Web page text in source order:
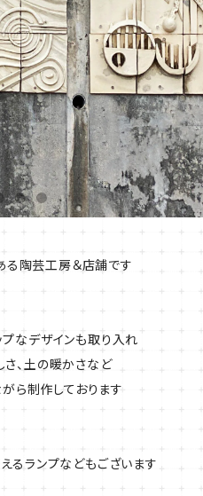
陶芸工房＆店舗です
なデザインも取り入れ
さ、土の暖かさなど
ら制作しております
るランプなどもございます